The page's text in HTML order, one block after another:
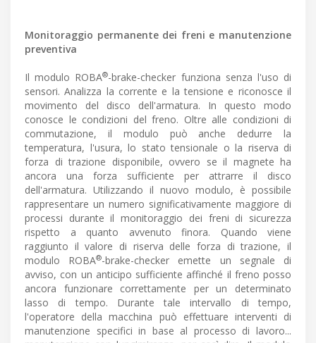
Monitoraggio permanente dei freni e manutenzione
preventiva
Il modulo ROBA®-brake-checker funziona senza l'uso di
sensori. Analizza la corrente e la tensione e riconosce il
movimento del disco dell'armatura. In questo modo
conosce le condizioni del freno. Oltre alle condizioni di
commutazione, il modulo può anche dedurre la
temperatura, l'usura, lo stato tensionale o la riserva di
forza di trazione disponibile, ovvero se il magnete ha
ancora una forza sufficiente per attrarre il disco
dell'armatura. Utilizzando il nuovo modulo, è possibile
rappresentare un numero significativamente maggiore di
processi durante il monitoraggio dei freni di sicurezza
rispetto a quanto avvenuto finora. Quando viene
raggiunto il valore di riserva delle forza di trazione, il
modulo ROBA®-brake-checker emette un segnale di
avviso, con un anticipo sufficiente affinché il freno posso
ancora funzionare correttamente per un determinato
lasso di tempo. Durante tale intervallo di tempo,
l'operatore della macchina può effettuare interventi di
manutenzione specifici in base al processo di lavoro...